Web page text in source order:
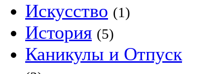
Искусство (1)
История (5)
Каникулы и Отпуск